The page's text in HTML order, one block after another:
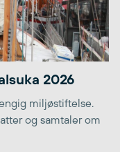
2026
miljøstiftelse.
og samtaler om